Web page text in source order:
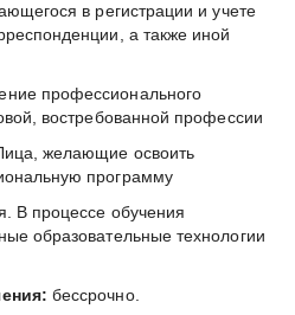
в регистрации и учете
а также иной
профессионального
востребованной профессии
желающие освоить
программу
В процессе обучения
образовательные технологии
бессрочно.